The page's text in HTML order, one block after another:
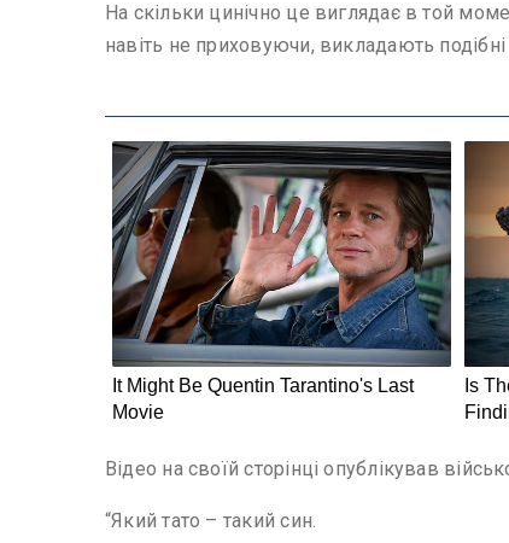
На скільки цинічно це виглядає в той
навіть не приховуючи, викладають подібні
Відео на своїй сторінці опублікував
“Який тато – такий син.